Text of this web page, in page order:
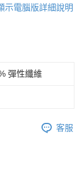
示電腦版詳細說明
彈性纖維
客服